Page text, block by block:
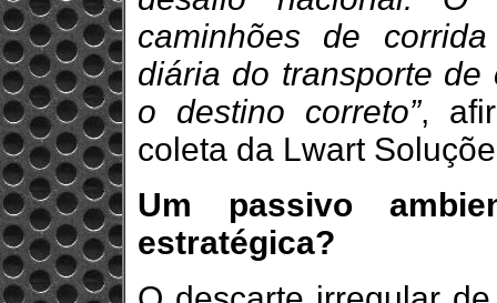
caminhões de
diária do transporte
o destino correto”,
coleta da Lwart
Um passivo
estratégica?